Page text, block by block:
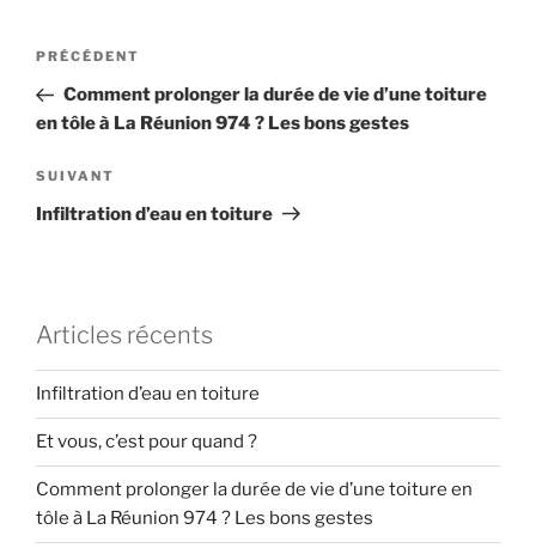
Navigation
l’article
Article
précédent
PRÉCÉDENT
Comment prolonger la durée de vie d’une toiture
en tôle à La Réunion 974 ? Les bons gestes
Article
suivant
SUIVANT
Infiltration d’eau en toiture
Articles récents
Infiltration d’eau en toiture
Et vous, c’est pour quand ?
Comment prolonger la durée de vie d’une toiture en
tôle à La Réunion 974 ? Les bons gestes